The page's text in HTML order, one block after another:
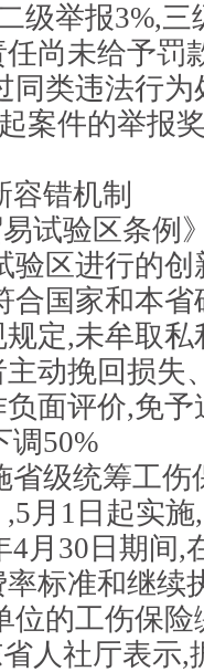
级举报3%,
尚未给予罚
同类违法行为
案件的举报
容错机制
易试验区条例
验区进行的
合国家和本
定,未牟取
动挽回损失
面评价,免
调50%
省级统筹工
月1日起实
4月30日期间,
标准和继续
位的工伤保
人社厅表示,